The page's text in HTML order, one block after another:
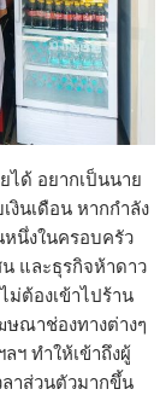
ได้ อยากเป็นนาย
งินเดือน หากกำลัง
นึ่งในครอบครัว
และธุรกิจห้าดาว
ม่ต้องเข้าไปร้าน
ษณาช่องทางต่างๆ
ฯ ทำให้เข้าถึงผู้
ลาส่วนตัวมากขึ้น